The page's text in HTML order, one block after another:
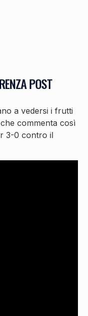
POST
a vedersi i frutti
che commenta così
3-0 contro il